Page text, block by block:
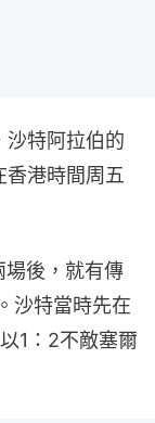
特阿拉伯的
港時間周五
後，就有傳
沙特當時先在
1：2不敵塞爾